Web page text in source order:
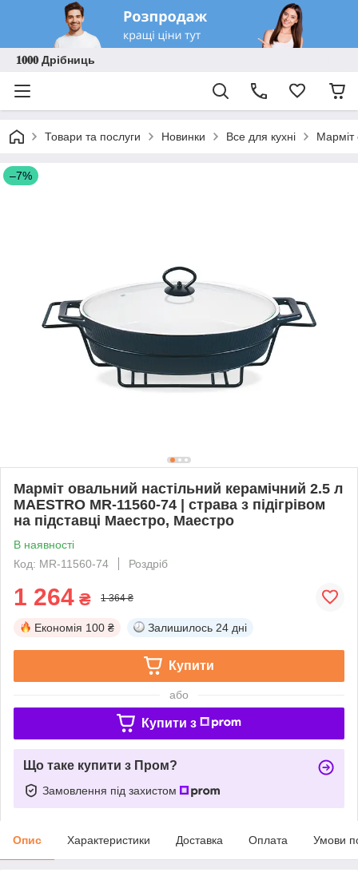
𝟏𝟎𝟎𝟎 Дрібниць
Товари та послуги Новинки Все для кухні Марміт
–7%
Марміт овальний настільний керамічний 2.5 л
MAESTRO MR-11560-74 | страва з підігрівом
на підставці Маестро, Маестро
В наявності
Код: MR-11560-74
Роздріб
1 264 ₴ 1 364 ₴
Економія 100 ₴ Залишилось 24 дні
Купити
або
Купити з
Що таке купити з Пром?
Замовлення під захистом
Опис Характеристики Доставка Оплата Умови